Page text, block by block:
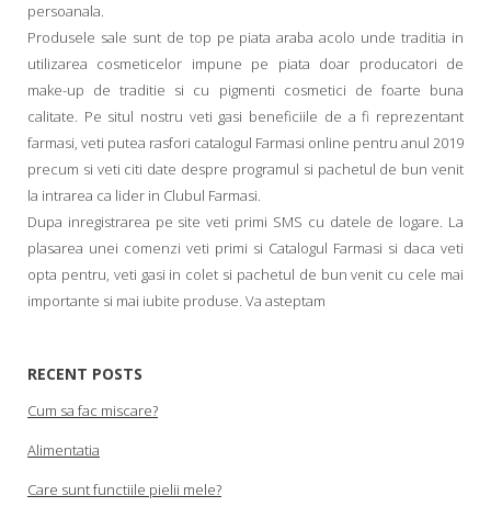
persoanala.
Produsele sale sunt de top pe piata araba acolo unde traditia in
utilizarea cosmeticelor impune pe piata doar producatori de
make-up de traditie si cu pigmenti cosmetici de foarte buna
calitate. Pe situl nostru veti gasi beneficiile de a fi reprezentant
farmasi, veti putea rasfori catalogul Farmasi online pentru anul 2019
precum si veti citi date despre programul si pachetul de bun venit
la intrarea ca lider in Clubul Farmasi.
Dupa inregistrarea pe site veti primi SMS cu datele de logare. La
plasarea unei comenzi veti primi si Catalogul Farmasi si daca veti
opta pentru, veti gasi in colet si pachetul de bun venit cu cele mai
importante si mai iubite produse. Va asteptam
RECENT POSTS
Cum sa fac miscare?
Alimentatia
Care sunt functiile pielii mele?